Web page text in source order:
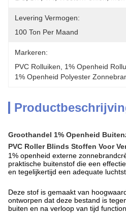
Levering Vermogen:
100 Ton Per Maand
Markeren:
PVC Rolluiken
1% Openheid
1% Openheid Polyester
Groothandel 1% Openheid
PVC Roller Blinds Stoffen Voor
1% openheid externe
praktische buitenstof die een
en tegelijkertijd een adequate
Deze stof is gemaakt van
ontworpen dat deze bestand is
buiten en na verloop van tijd